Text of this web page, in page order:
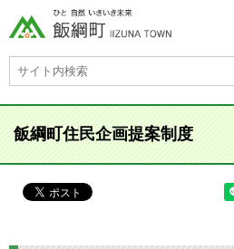
飯綱町住民企画提案制度